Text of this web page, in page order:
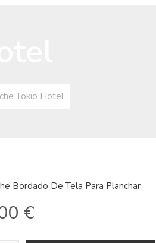
Tokio Hotel
Bordado De Tela Para Planchar
€